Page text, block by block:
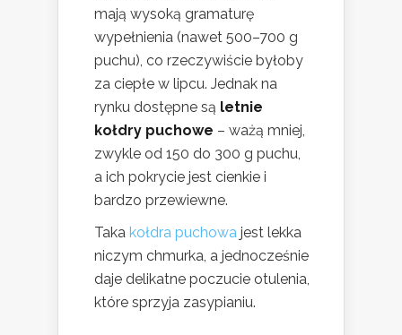
mają wysoką gramaturę
wypełnienia (nawet 500–700 g
puchu), co rzeczywiście byłoby
za ciepłe w lipcu. Jednak na
rynku dostępne są letnie
kołdry puchowe – ważą mniej,
zwykle od 150 do 300 g puchu,
a ich pokrycie jest cienkie i
bardzo przewiewne.
Taka kołdra puchowa jest lekka
niczym chmurka, a jednocześnie
daje delikatne poczucie otulenia,
które sprzyja zasypianiu.